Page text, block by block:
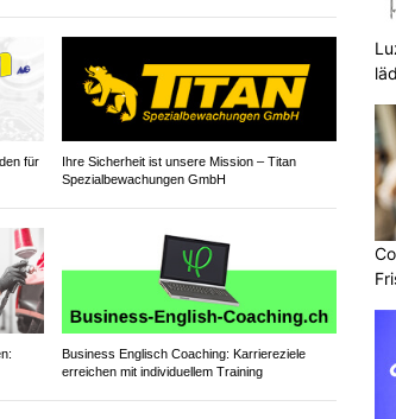
für
Ihre Sicherheit ist unsere Mission – Titan
Spezialbewachungen GmbH
Business Englisch Coaching: Karriereziele
erreichen mit individuellem Training